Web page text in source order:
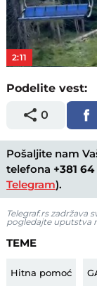
2:11
Podelite vest:
0
Pošaljite nam
telefona +381
Telegram).
Telegraf.rs zadržava
pogledajte uputstva
TEME
Hitna pomoć